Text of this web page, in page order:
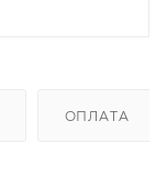
ОПЛАТА